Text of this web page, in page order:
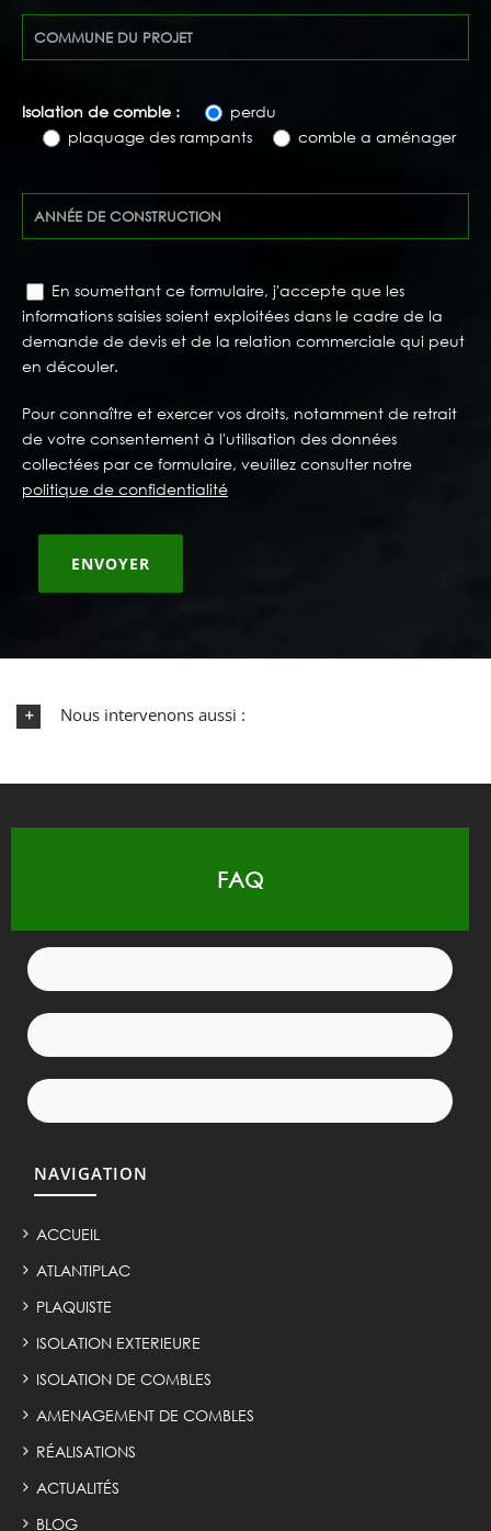
Isolation de comble :
perdu
plaquage des rampants
comble a aménager
En soumettant ce formulaire, j'accepte que les
informations saisies soient exploitées dans le cadre de la
demande de devis et de la relation commerciale qui peut
en découler.
Pour connaître et exercer vos droits, notamment de retrait
de votre consentement à l'utilisation des données
collectées par ce formulaire, veuillez consulter notre
politique de confidentialité
Nous intervenons aussi :
FAQ
NAVIGATION
ACCUEIL
ATLANTIPLAC
PLAQUISTE
ISOLATION EXTERIEURE
ISOLATION DE COMBLES
AMENAGEMENT DE COMBLES
RÉALISATIONS
ACTUALITÉS
BLOG